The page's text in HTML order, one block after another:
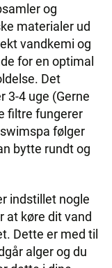
og
materialer ud
vandkemi og
for en optimal
Det
3-4 uge (Gerne
filtre fungerer
følger
bytte rundt og
indstillet nogle
at køre dit vand
Dette er med til
alger og du